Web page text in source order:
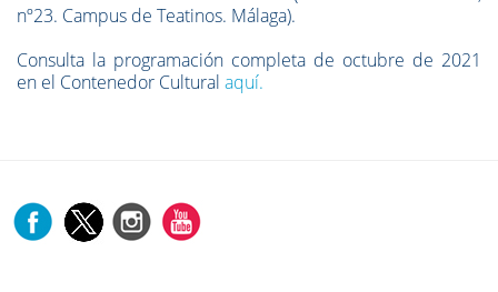
nº23. Campus de Teatinos. Málaga).
Consulta la programación completa de octubre de 2021
en el Contenedor Cultural aquí.